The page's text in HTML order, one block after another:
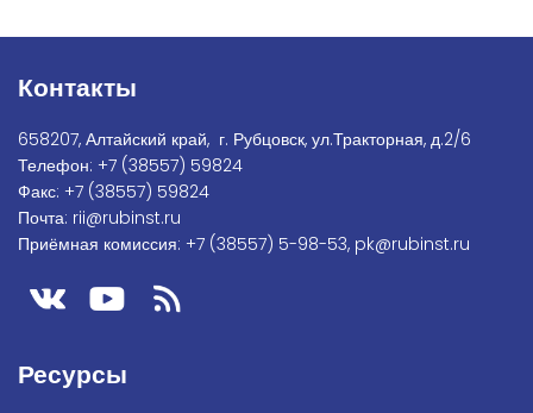
Контакты
658207, Алтайский край, г. Рубцовск, ул.Тракторная, д.2/6
Телефон: +7 (38557) 59824
Факс: +7 (38557) 59824
Почта: rii@rubinst.ru
Приёмная комиссия: +7 (38557) 5-98-53, pk@rubinst.ru
Ресурсы